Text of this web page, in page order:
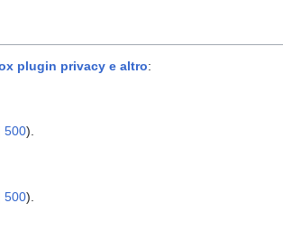
plugin privacy e altro:
500).
500).